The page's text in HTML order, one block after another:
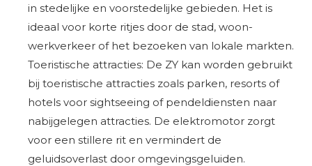
in stedelijke en voorstedelijke gebieden. Het is
ideaal voor korte ritjes door de stad, woon-
werkverkeer of het bezoeken van lokale markten.
Toeristische attracties: De ZY kan worden gebruikt
bij toeristische attracties zoals parken, resorts of
hotels voor sightseeing of pendeldiensten naar
nabijgelegen attracties. De elektromotor zorgt
voor een stillere rit en vermindert de
geluidsoverlast door omgevingsgeluiden.